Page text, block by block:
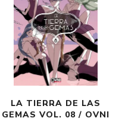
LA TIERRA DE LAS
GEMAS VOL. 08 / OVNI